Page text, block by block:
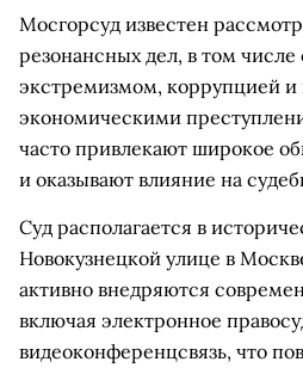
Мосгорсуд известен
резонансных дел, в том числе
экстремизмом, коррупцией
экономическими
часто привлекают широкое
и оказывают влияние на
Суд располагается в
Новокузнецкой улице в
активно внедряются
включая электронное
видеоконференцсвязь, что